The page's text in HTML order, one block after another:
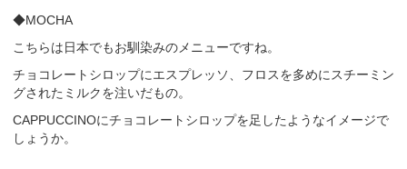
◆MOCHA
こちらは日本でもお馴染みのメニューですね。
チョコレートシロップにエスプレッソ、フロスを多めにスチーミン
グされたミルクを注いだもの。
CAPPUCCINOにチョコレートシロップを足したようなイメージで
しょうか。